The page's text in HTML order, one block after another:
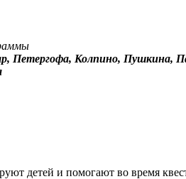
Петергофа, Колпино, Пушкина,
детей и помогают во время